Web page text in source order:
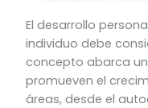
El desarrollo
individuo debe
concepto abarca
promueven el
áreas, desde el